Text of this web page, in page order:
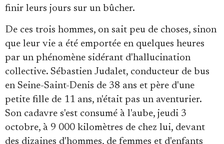
finir leurs jours sur un bûcher.
De ces trois hommes, on sait peu de choses, sinon
que leur vie a été emportée en quelques heures
par un phénomène sidérant d'hallucination
collective. Sébastien Judalet, conducteur de bus
en Seine-Saint-Denis de 38 ans et père d'une
petite fille de 11 ans, n'était pas un aventurier.
Son cadavre s'est consumé à l'aube, jeudi 3
octobre, à 9 000 kilomètres de chez lui, devant
des dizaines d'hommes, de femmes et d'enfants